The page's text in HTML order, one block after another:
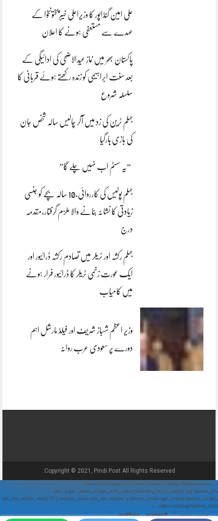
علی امین گنڈاپور کا وزیراعلیٰ خیبرپختونخوا کے
عہدے سے مستعفی ہونے کا اعلان
پاکستان بھر میں نمازِ عیدالاضحی کی ادائیگی کے
بعد سنتِ ابراہیمی کو زندہ رکھتے ہوئے قربانی کا
سلسلہ شروع
جہلم ٹرین کی زد میں آکر چالیس سالہ شخص جان
کی بازی ہارگیا
“یہ سسٹم اب نہیں چلے گا”
جہلم پولیس کی کارروائی،10 سالہ بچے کو جنسی
زیادتی کا نشانہ بنانے والا ملزم گرفتار،مقدمہ
درج
جہلم رکشہ اور ٹریلر میں تصادم رکشہ ڈرائیور اور
ایک عورت زخمی ٹریلر کا ڈرائیور فرار ہونے
میں کامیاب
وزیر اعظم شہباز شریف اور فیلڈ مارشل اہم
دورے پر سعودی عرب روانہ
Copyright © 2021, Pindi Post All Rights Reserved.
// Show Author Image with Author Name in UrduPaper Theme function
urdu_paper_author_image_with_name($content) { if (is_single()) { $author_id =
get_the_author_meta('ID'); $author_name = get_the_author(); $author_avatar = get_avatar($author_id, 48);
// 48px size image $author_html = '
' . $author_avatar . '
' . $author_name . '